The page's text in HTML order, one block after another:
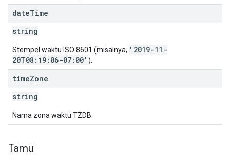
dateTime
string
Stempel waktu ISO 8601 (misalnya, '2019-11-
20T08:19:06-07:00' ).
timeZone
string
Nama zona waktu TZDB.
Tamu